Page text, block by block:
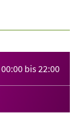
00:00 bis22:00